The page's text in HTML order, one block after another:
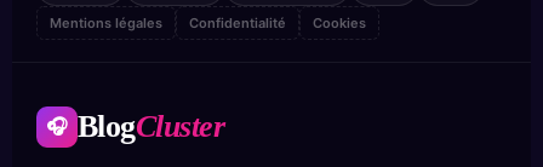
Mentions légales Confidentialité Cookies
🎧 BlogCluster